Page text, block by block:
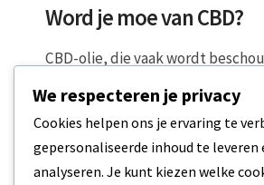
Word je moe van CBD?
CBD-olie, die vaak wordt
evenwichtige stemmingen te
dagelijkse stress…
6 MIN READ 20 DECEMBER 2023
We respecteren je privacy
Cookies helpen ons je ervaring te
gepersonaliseerde inhoud te leveren
analyseren. Je kunt kiezen welke